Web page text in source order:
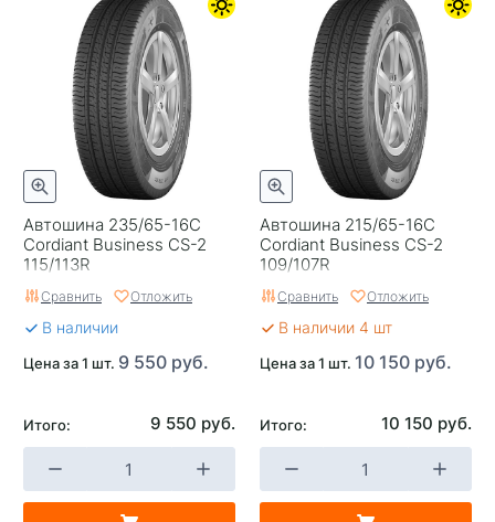
Автошина 235/65-16C
Cordiant Business CS-2
115/113R
Сравнить Отложить
В наличии
Цена за 1 шт. 9 550 руб.
Итого: 9 550 руб.
Автошина 215/65-16C
Cordiant Business CS-2
109/107R
Сравнить Отложить
В наличии 4 шт
Цена за 1 шт. 10 150 руб.
Итого: 10 150 руб.